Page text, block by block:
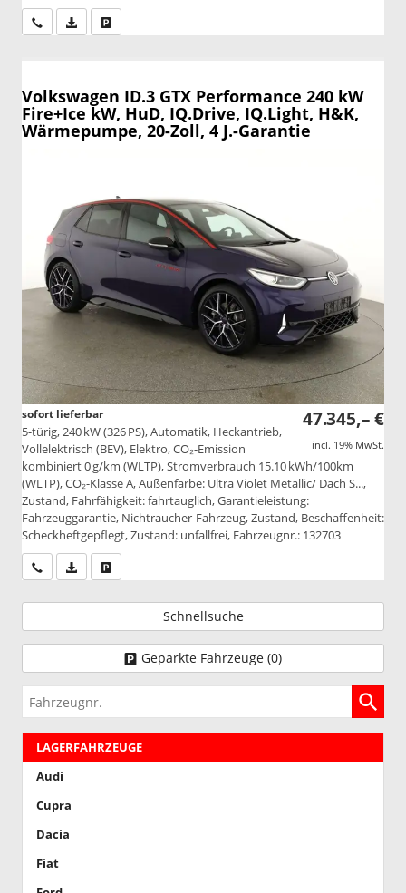
Wir rufen Sie anPDF-Datei, Fahrzeugexposé drucken
Volkswagen ID.3 GTX Performance 240 kW
Fire+Ice kW, HuD, IQ.Drive, IQ.Light, H&K,
Wärmepumpe, 20-Zoll, 4 J.-Garantie
47.345,– €
incl. 19% MwSt.
sofort lieferbar
5-türig, 240 kW (326 PS), Automatik, Heckantrieb,
Vollelektrisch (BEV), Elektro, CO₂-Emission
kombiniert 0 g/km (WLTP), Stromverbrauch 15.10 kWh/100km
(WLTP), CO₂-Klasse A, Außenfarbe: Ultra Violet Metallic/ Dach S...,
Zustand, Fahrfähigkeit: fahrtauglich, Garantieleistung:
Fahrzeuggarantie, Nichtraucher-Fahrzeug, Zustand, Beschaffenheit:
Scheckheftgepflegt, Zustand: unfallfrei, Fahrzeugnr.: 132703
Wir rufen Sie anPDF-Datei, Fahrzeugexposé drucken
Schnellsuche
Geparkte Fahrzeuge (0)
Fahrzeugnr.
LAGERFAHRZEUGE
Audi
Cupra
Dacia
Fiat